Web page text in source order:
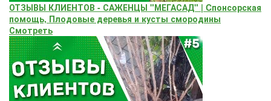
ОТЗЫВЫ КЛИЕНТОВ - САЖЕНЦЫ "МЕГАСАД" | Cпонсорская
помощь, Плодовые деревья и кусты смородины
Смотреть